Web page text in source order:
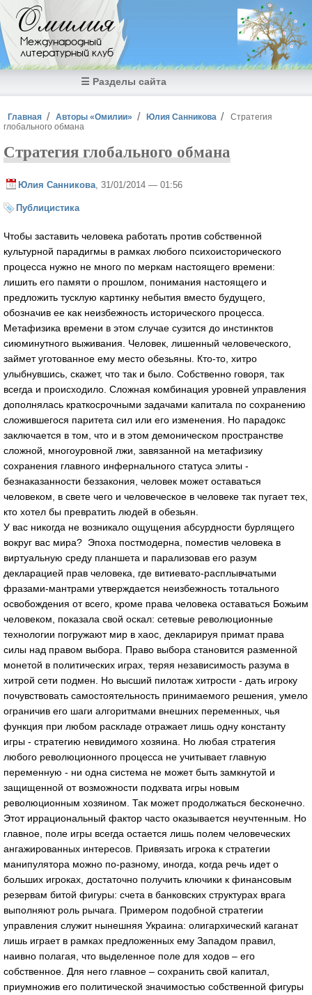
Перейти к основному содержанию
Омилия
Международный
литературный клуб
☰ Разделы сайта
Вы здесь
Главная Авторы «Омилии» Юлия Санникова
Стратегия
глобального обмана
Стратегия глобального обмана
Юлия Санникова , 31/01/2014 — 01:56
Публицистика
Чтобы заставить человека работать против собственной
культурной парадигмы в рамках любого психоисторического
процесса нужно не много по меркам настоящего времени:
лишить его памяти о прошлом, понимания настоящего и
предложить тусклую картинку небытия вместо будущего,
обозначив ее как неизбежность исторического процесса.
Метафизика времени в этом случае сузится до инстинктов
сиюминутного выживания. Человек, лишенный человеческого,
займет уготованное ему место обезьяны. Кто-то, хитро
улыбнувшись, скажет, что так и было. Собственно говоря, так
всегда и происходило. Сложная комбинация уровней управления
дополнялась краткосрочными задачами капитала по сохранению
сложившегося паритета сил или его изменения. Но парадокс
заключается в том, что и в этом демоническом пространстве
сложной, многоуровной лжи, завязанной на метафизику
сохранения главного инфернального статуса элиты -
безнаказанности беззакония, человек может оставаться
человеком, в свете чего и человеческое в человеке так пугает тех,
кто хотел бы превратить людей в обезьян.
У вас никогда не возникало ощущения абсурдности бурлящего
вокруг вас мира? Эпоха постмодерна, поместив человека в
виртуальную среду планшета и парализовав его разум
декларацией прав человека, где витиевато-расплывчатыми
фразами-мантрами утверждается неизбежность тотального
освобождения от всего, кроме права человека оставаться Божьим
человеком, показала свой оскал: сетевые революционные
технологии погружают мир в хаос, декларируя примат права
силы над правом выбора. Право выбора становится разменной
монетой в политических играх, теряя независимость разума в
хитрой сети подмен. Но высший пилотаж хитрости - дать игроку
почувствовать самостоятельность принимаемого решения, умело
ограничив его шаги алгоритмами внешних переменных, чья
функция при любом раскладе отражает лишь одну константу
игры - стратегию невидимого хозяина. Но любая стратегия
любого революционного процесса не учитывает главную
переменную - ни одна система не может быть замкнутой и
защищенной от возможности подхвата игры новым
революционным хозяином. Так может продолжаться бесконечно.
Этот иррациональный фактор часто оказывается неучтенным. Но
главное, поле игры всегда остается лишь полем человеческих
ангажированных интересов. Привязать игрока к стратегии
манипулятора можно по-разному, иногда, когда речь идет о
больших игроках, достаточно получить ключики к финансовым
резервам битой фигуры: счета в банковских структурах врага
выполняют роль рычага. Примером подобной стратегии
управления служит нынешняя Украина: олигархический каганат
лишь играет в рамках предложенных ему Западом правил,
наивно полагая, что выделенное поле для ходов – его
собственное. Для него главное – сохранить свой капитал,
приумножив его политической значимостью собственной фигуры